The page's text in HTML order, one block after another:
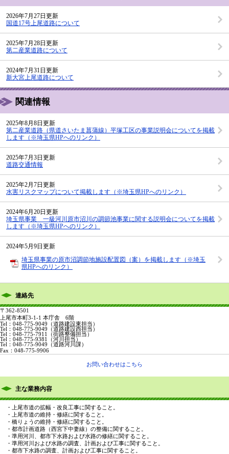
2026年7月27日更新
国道17号上尾道路について
2025年7月28日更新
第二産業道路について
2024年7月31日更新
新大宮上尾道路について
関連情報
2025年8月8日更新
第二産業道路（県道さいたま菖蒲線）平塚工区の事業説明会についてを掲載
します（※埼玉県HPへのリンク）
2025年7月3日更新
道路交通情報
2025年2月7日更新
水害リスクマップについて掲載します（※埼玉県HPへのリンク）
2024年6月20日更新
埼玉県事業 一級河川原市沼川の調節池事業に関する説明会についてを掲載
します（※埼玉県HPへのリンク）
2024年5月9日更新
埼玉県事業の原市沼調節地施設配置図（案）を掲載します（※埼玉
県HPへのリンク）
連絡先
〒362-8501
上尾市本町3-1-1 本庁舎 6階
Tel：048-775-9049 （道路建設東担当）
Tel：048-775-9049 （道路建設西担当）
Tel：048-775-7911
（街路整備担当）
Tel：048-775-9381
（河川担当）
Tel：048-775-9049 （道路河川課）
Fax：048-775-9906
お問い合わせはこちら
主な業務内容
・上尾市道の拡幅・改良工事に関すること。
・上尾市道の維持・修繕に関すること。
・橋りょうの維持・修繕に関すること。
・都市計画道路（西宮下中妻線）の整備に関すること。
・準用河川、都市下水路および水路の修繕に関すること。
・準用河川および水路の調査、計画および工事に関すること。
・都市下水路の調査、計画および工事に関すること。